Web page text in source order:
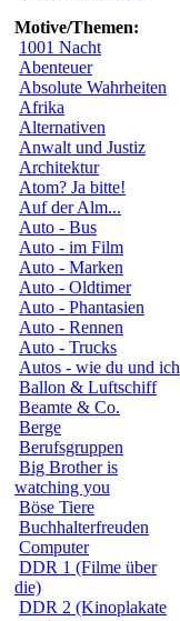
Motive/Themen:
1001 Nacht
Abenteuer
Absolute Wahrheiten
Afrika
Alternativen
Anwalt und Justiz
Architektur
Atom? Ja bitte!
Auf der Alm...
Auto - Bus
Auto - im Film
Auto - Marken
Auto - Oldtimer
Auto - Phantasien
Auto - Rennen
Auto - Trucks
Autos - wie du und ich
Ballon & Luftschiff
Beamte & Co.
Berge
Berufsgruppen
Big Brother is
watching you
Böse Tiere
Buchhalterfreuden
Computer
DDR 1 (Filme über
die)
DDR 2 (Kinoplakate